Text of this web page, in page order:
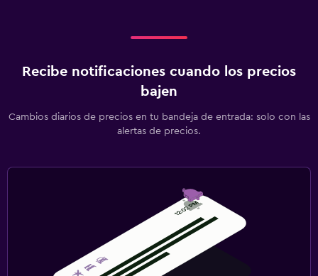
Recibe notificaciones cuando los precios
bajen
Cambios diarios de precios en tu bandeja de entrada: solo con las
alertas de precios.